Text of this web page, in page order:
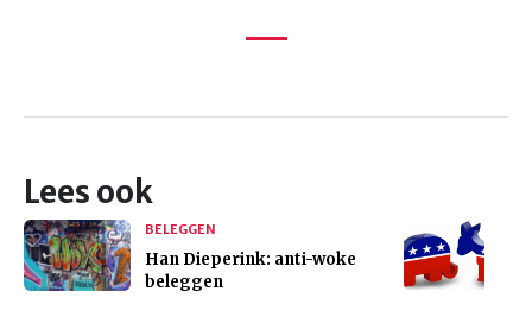
Lees ook
BELEGGEN
Han Dieperink: anti-woke
beleggen